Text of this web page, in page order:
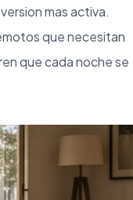
mas activa.
que necesitan
que cada noche se